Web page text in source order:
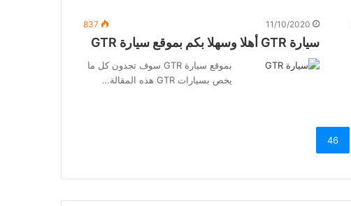
11/10/2020
837
سيارة GTR أهلا وسهلا بكم بموقع سيارة GTR
بموقع سيارة GTR سوف تجدون كل ما
يخص بسيارات GTR هذه المقالة…
46